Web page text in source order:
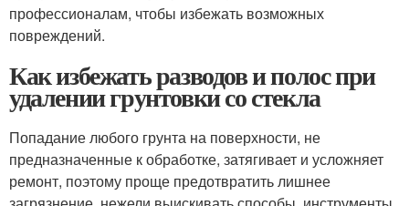
профессионалам, чтобы избежать возможных
повреждений.
Как избежать разводов и полос при
удалении грунтовки со стекла
Попадание любого грунта на поверхности, не
предназначенные к обработке, затягивает и усложняет
ремонт, поэтому проще предотвратить лишнее